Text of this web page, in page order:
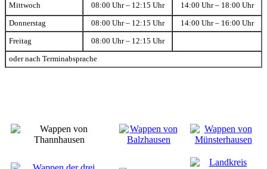
Mittwoch 08:00 Uhr – 12:15 Uhr 14:00 Uhr – 18:00 Uhr
Donnerstag 08:00 Uhr – 12:15 Uhr 14:00 Uhr – 16:00 Uhr
Freitag 08:00 Uhr – 12:15 Uhr
oder nach Terminabsprache